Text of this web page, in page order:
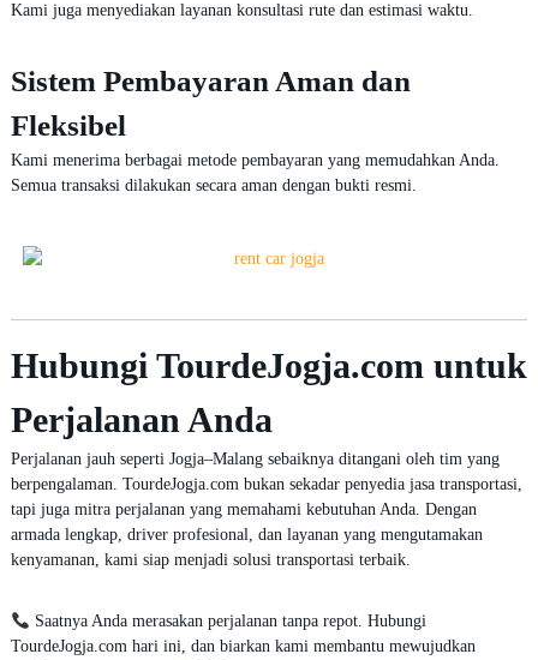
Kami juga menyediakan layanan konsultasi rute dan estimasi waktu.
Sistem Pembayaran Aman dan
Fleksibel
Kami menerima berbagai metode pembayaran yang memudahkan Anda.
Semua transaksi dilakukan secara aman dengan bukti resmi.
Hubungi TourdeJogja.com untuk
Perjalanan Anda
Perjalanan jauh seperti Jogja–Malang sebaiknya ditangani oleh tim yang
berpengalaman. TourdeJogja.com bukan sekadar penyedia jasa transportasi,
tapi juga mitra perjalanan yang memahami kebutuhan Anda. Dengan
armada lengkap, driver profesional, dan layanan yang mengutamakan
kenyamanan, kami siap menjadi solusi transportasi terbaik.
Saatnya Anda merasakan perjalanan tanpa repot. Hubungi
TourdeJogja.com hari ini, dan biarkan kami membantu mewujudkan